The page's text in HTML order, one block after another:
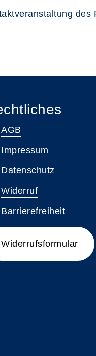
AGB
Impressum
Datenschutz
Widerruf
Barrierefreiheit
Widerrufsformular